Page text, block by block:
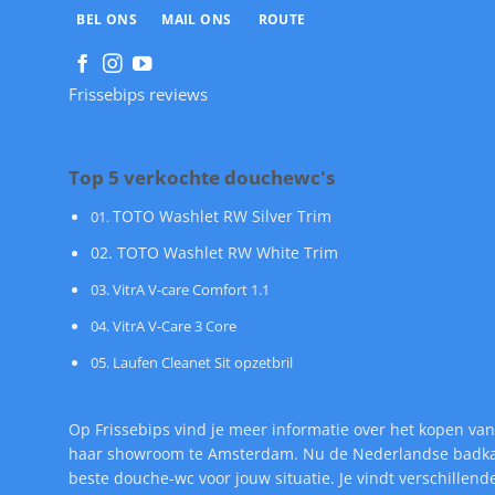
BEL ONS MAIL ONS ROUTE
Frissebips reviews
Top 5 verkochte douchewc's
01 . TOTO Washlet RW Silver Trim
02. TOTO Washlet RW White Trim
03. VitrA V-care Comfort 1.1
04. VitrA V-Care 3 Core
05. Laufen Cleanet Sit opzetbril
Op Frissebips vind je meer informatie over het kopen
haar showroom te Amsterdam. Nu de Nederlandse
beste douche-wc voor jouw situatie. Je vindt